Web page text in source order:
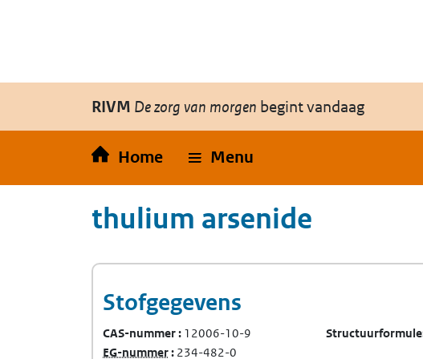
RIVM De zorg van morgen begint vandaag
Home Menu
thulium arsenide
Stofgegevens
CAS-nummer 12006-10-9
EG-nummer(Europees Gemeenschap-nummer)
234-482-0
Structuurformule